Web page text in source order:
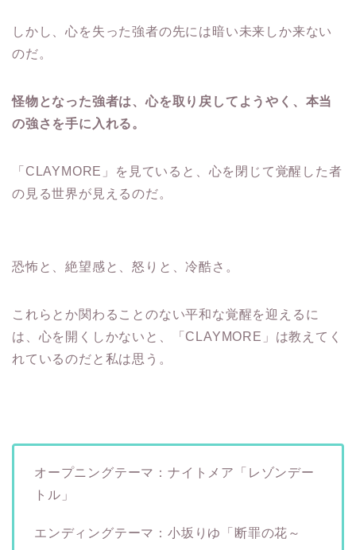
しかし、心を失った強者の先には暗い未来しか来ない
のだ。
怪物となった強者は、心を取り戻してようやく、本当
の強さを手に入れる。
「CLAYMORE」を見ていると、心を閉じて覚醒した者
の見る世界が見えるのだ。
恐怖と、絶望感と、怒りと、冷酷さ。
これらとか関わることのない平和な覚醒を迎えるに
は、心を開くしかないと、「CLAYMORE」は教えてく
れているのだと私は思う。
オープニングテーマ：ナイトメア「レゾンデー
トル」
エンディングテーマ：小坂りゆ「断罪の花～